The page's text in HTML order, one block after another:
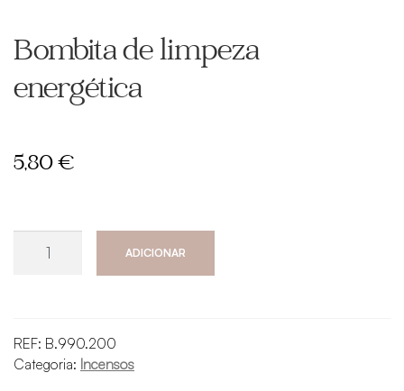
Bombita de limpeza
energética
5,80€
limpeza
energética
ADICIONAR
REF: B.990.200
Categoria: Incensos